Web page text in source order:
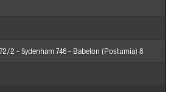
2 – Sydenham 746 – Babelon (Postumia) 8